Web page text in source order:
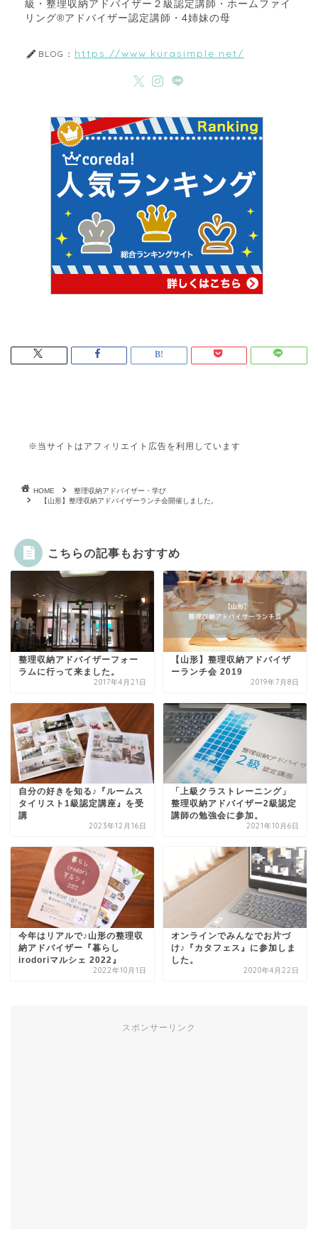
級・整理収納アドバイザー２級認定講師・ホームファイ
リング®アドバイザー認定講師・4姉妹の母
BLOG： https://www.kurasimple.net/
※当サイトはアフィリエイト広告を利用しています
HOME
整理収納アドバイザー・学び
【山形】整理収納アドバイザーランチ会開催しました。
こちらの記事もおすすめ
整理収納アドバイザーフォー
ラムに行って来ました。
2017年4月21日
【山形】整理収納アドバイザ
ーランチ会 2019
2019年7月8日
自分の好きを知る♪『ルームス
タイリスト1級認定講座』を受
講
2023年12月16日
「上級クラストレーニング」
整理収納アドバイザー2級認定
講師の勉強会に参加。
2021年10月6日
今年はリアルで♪山形の整理収
納アドバイザー『暮らし
irodoriマルシェ 2022』
2022年10月1日
オンラインでみんなでお片づ
け♪『カタフェス』に参加しま
した。
2020年4月22日
スポンサーリンク